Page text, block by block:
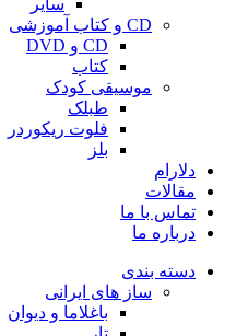
CD و کتاب آموزشی
CD و DVD
کتاب
موسیقی کودک
طبلک
فلوت ریکوردر
بلز
دلارام
مقالات
تماس با ما
درباره ما
دسته بندی
ساز های ایرانی
باغلاما و دیوان